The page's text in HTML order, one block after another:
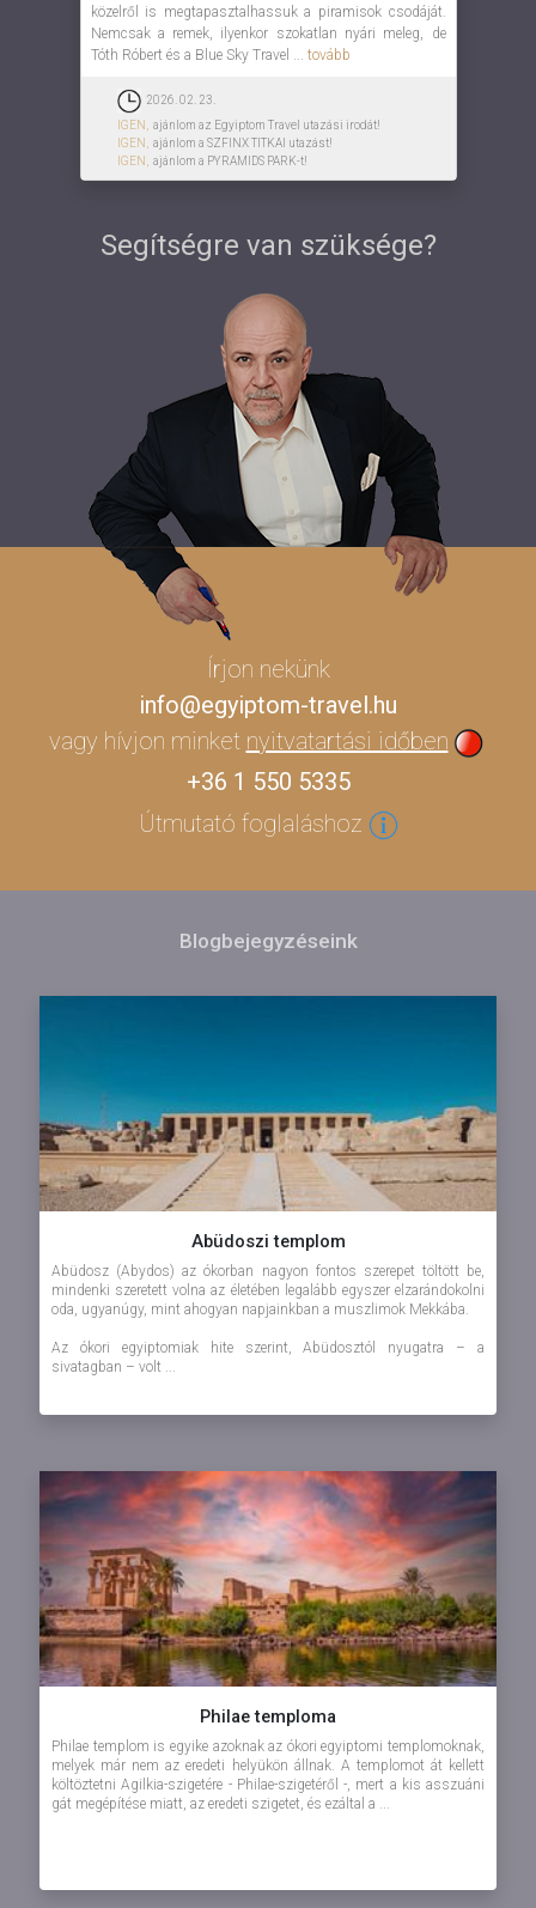
közelről is megtapasztalhassuk a piramisok csodáját.
Nemcsak a remek, ilyenkor szokatlan nyári meleg, de
Tóth Róbert és a Blue Sky Travel ... tovább
2026. 02. 23.
IGEN,
ajánlom az Egyiptom Travel utazási irodát!
IGEN,
ajánlom a SZFINX TITKAI utazást!
IGEN,
ajánlom a PYRAMIDS PARK-t!
Segítségre van szüksége?
Írjon nekünk
info@egyiptom-travel.hu
vagy hívjon minket nyitvatartási időben
+36 1 550 5335
Útmutató foglaláshoz
Blogbejegyzéseink
Abüdoszi templom
Abüdosz (Abydos) az ókorban nagyon fontos szerepet töltött be,
mindenki szeretett volna az életében legalább egyszer elzarándokolni
oda, ugyanúgy, mint ahogyan napjainkban a muszlimok Mekkába.
Az ókori egyiptomiak hite szerint, Abüdosztól nyugatra – a
sivatagban – volt ...
Philae temploma
Philae templom is egyike azoknak az ókori egyiptomi templomoknak,
melyek már nem az eredeti helyükön állnak. A templomot át kellett
költöztetni Agilkia-szigetére - Philae-szigetéről -, mert a kis asszuáni
gát megépítése miatt, az eredeti szigetet, és ezáltal a ...